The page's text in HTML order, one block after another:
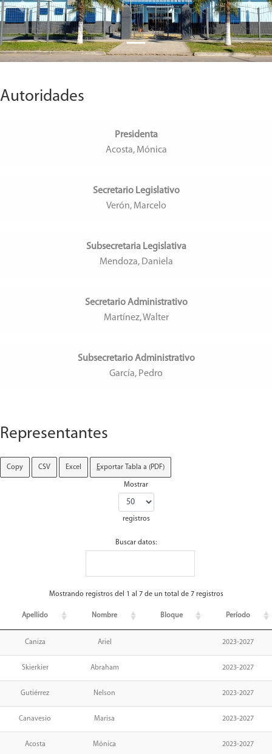
Previous Next
Autoridades
Presidenta
Acosta, Mónica
Secretario Legislativo
Verón, Marcelo
Subsecretaria Legislativa
Mendoza, Daniela
Secretario Administrativo
Martínez, Walter
Subsecretario Administrativo
García, Pedro
Representantes
Copy CSV Excel Exportar Tabla a (PDF)
Mostrar
registros
Buscar datos:
Mostrando registros del 1 al 7 de un total de 7 registros
Apellido Nombre Bloque Período
Caniza Ariel 2023-2027
Skierkier Abraham 2023-2027
Gutiérrez Nelson 2023-2027
Canavesio Marisa 2023-2027
Acosta Mónica 2023-2027